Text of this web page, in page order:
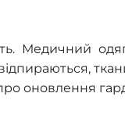
Медичний
оновлення